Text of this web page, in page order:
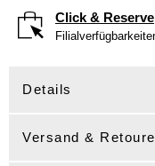
Click & Reserve
Details
Versand & Retoure